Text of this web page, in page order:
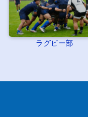
ラグビー部